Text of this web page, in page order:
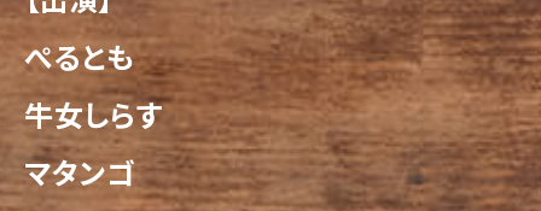
ぺるとも
牛女しらす
マタンゴ